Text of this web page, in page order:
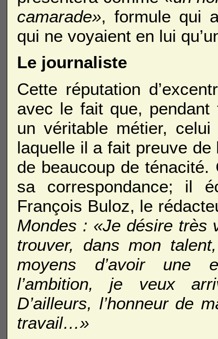
camarade», formule qui
qui ne voyaient en lui
Le journaliste
Cette réputation
avec le fait que,
un véritable métier,
laquelle il a fait preuve
de beaucoup de
sa correspondance; il
François Buloz, le
Mondes : «Je désire très
trouver, dans mon
moyens d’avoir une
l’ambition, je veux
D’ailleurs, l’honneur de
travail…»